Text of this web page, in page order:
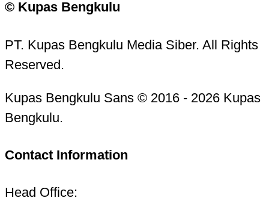
© Kupas Bengkulu
PT. Kupas Bengkulu Media Siber. All Rights
Reserved.
Kupas Bengkulu Sans © 2016 - 2026 Kupas
Bengkulu.
Contact Information
Head Office: